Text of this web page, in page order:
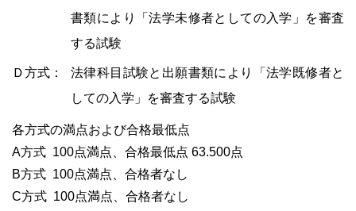
書類により「法学未修者としての入学」を審査
する試験
Ｄ方式：
法律科目試験と出願書類により「法学既修者と
しての入学」を審査する試験
各方式の満点および合格最低点
A方式 100点満点、合格最低点 63.500点
B方式 100点満点、合格者なし
C方式 100点満点、合格者なし